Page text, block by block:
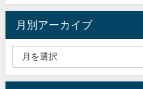
月別アーカイブ